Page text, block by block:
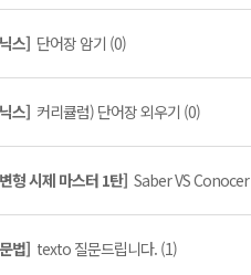
스] 단어장 암기 (0)
스] 커리큘럼) 단어장 외우기 (0)
형 시제 마스터 1탄] Saber VS
법] texto 질문드립니다. (1)